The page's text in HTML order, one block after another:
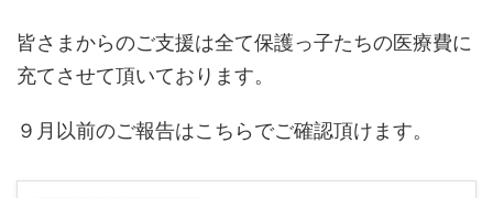
皆さまからのご支援は全て保護っ子たちの医療費に
充てさせて頂いております。
９月以前のご報告はこちらでご確認頂けます。